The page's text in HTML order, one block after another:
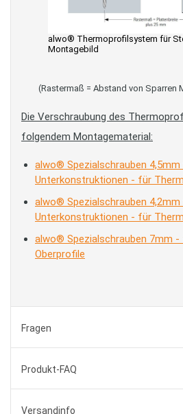
alwo® Thermoprofilsystem für
Montagebild
(Rastermaß = Abstand von Sparren
Die Verschraubung des
folgendem Montagematerial:
alwo® Spezialschrauben
Unterkonstruktionen - für
alwo® Spezialschrauben
Unterkonstruktionen - für
alwo® Spezialschrauben 7mm
Oberprofile
Fragen
Produkt-FAQ
Versandinfo